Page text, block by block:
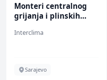
Monteri centralnog
grijanja i plinskih
Interclima
Sarajevo